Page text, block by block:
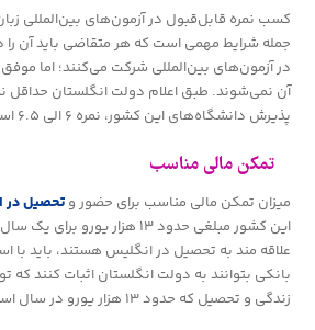
کسب نمره قابل‌قبول در آزمون‌های بین‌المللی
جمله شرایط مهمی است که هر متقاضی باید آن را
در آزمون‌های بین‌المللی شرکت می‌کنند؛ اما
آن نمی‌شوند. طبق اعلام دولت انگلستان حداقل
پذیرش دانشگاه‌های این کشور، نمره ۶ الی ۶.۵ است.
تمکن مالی مناسب
میزان تمکن مالی مناسب برای حضور وتحصیل در
این کشور مبلغی حدود ۱۳ هزار
علاقه مند به تحصیل در انگلیس هستند، باید با
بانکی بتوانند به دولت انگلستان اثبات کنند که
زندگی و تحصیل که حدود ۱۳ هزار یورو در سال است را دارند.